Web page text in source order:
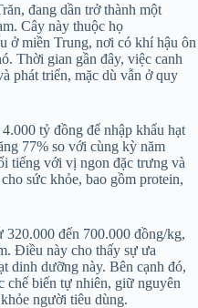
đang dần trở thành một
Cây này thuộc họ
ở miền Trung, nơi có khí hậu ôn
Thời gian gần đây, việc canh
phát triển, mặc dù vẫn ở quy
tỷ đồng để nhập khẩu hạt
77% so với cùng kỳ năm
tiếng với vị ngon đặc trưng và
sức khỏe, bao gồm protein,
320.000 đến 700.000 đồng/kg,
Điều này cho thấy sự ưa
dinh dưỡng này. Bên cạnh đó,
chế biến tự nhiên, giữ nguyên
người tiêu dùng.